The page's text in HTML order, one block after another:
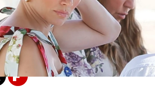
28 de agosto de 2022, 18:12
Flipboard